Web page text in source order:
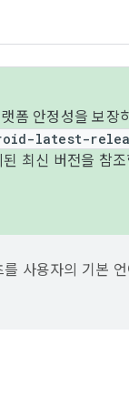
폼 안정성을 보장
latest-
최신 버전을 참
사용자의 기본 언